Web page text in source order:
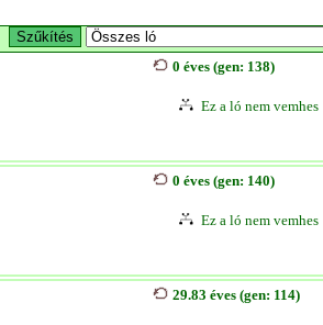
0 éves (gen: 138)
Ez a ló nem vemhes
0 éves (gen: 140)
Ez a ló nem vemhes
29.83 éves (gen: 114)